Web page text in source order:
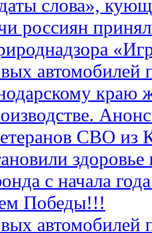
слова»,
россиян
автомобилей
краю
СВО из
с начала
Победы!!!
автомобилей